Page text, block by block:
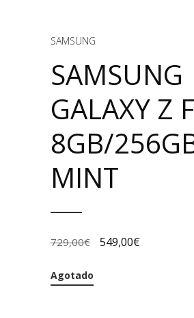
SAMSUNG
SAMSUNG
GALAXY Z
8GB/
MINT
729,00€ 549,00€
Agotado